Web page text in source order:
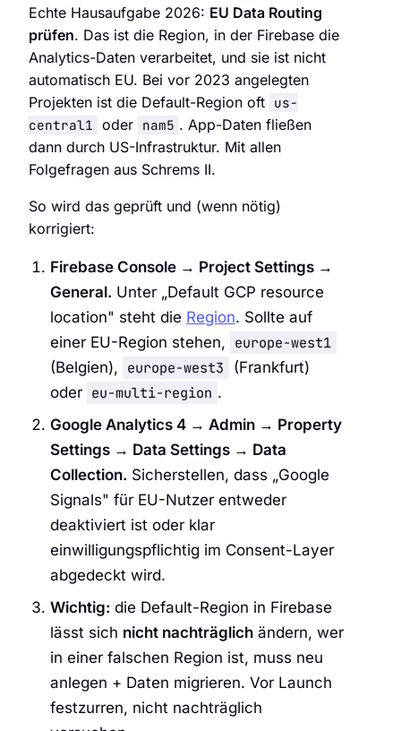
Echte Hausaufgabe 2026: EU Data Routing
prüfen. Das ist die Region, in der Firebase die
Analytics-Daten verarbeitet, und sie ist nicht
automatisch EU. Bei vor 2023 angelegten
Projekten ist die Default-Region oft us-
central1 oder nam5 . App-Daten fließen
dann durch US-Infrastruktur. Mit allen
Folgefragen aus Schrems II.
So wird das geprüft und (wenn nötig)
korrigiert:
Firebase Console → Project Settings →
General. Unter „Default GCP resource
location" steht die Region. Sollte auf
einer EU-Region stehen, europe-west1
(Belgien), europe-west3
(Frankfurt)
oder eu-multi-region .
Google Analytics 4 → Admin → Property
Settings → Data Settings → Data
Collection. Sicherstellen, dass „Google
Signals" für EU-Nutzer entweder
deaktiviert ist oder klar
einwilligungspflichtig im Consent-Layer
abgedeckt wird.
Wichtig: die Default-Region in Firebase
lässt sich nicht nachträglich ändern, wer
in einer falschen Region ist, muss neu
anlegen + Daten migrieren. Vor Launch
festzurren, nicht nachträglich